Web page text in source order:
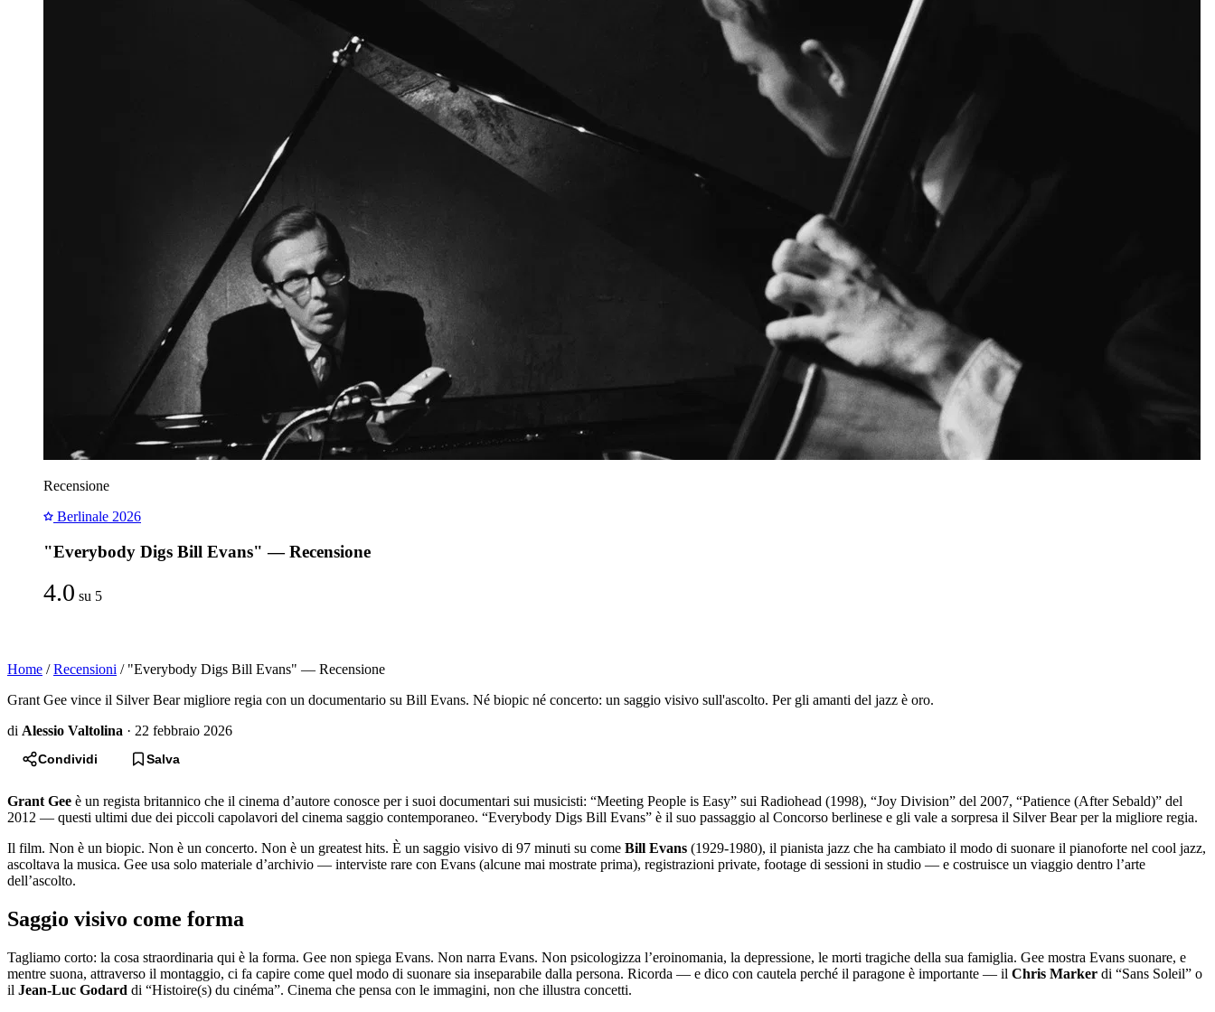
Recensione
Berlinale 2026
"Everybody Digs Bill Evans" — Recensione
4.0 su 5
Home / Recensioni / "Everybody Digs Bill Evans" — Recensione
Grant Gee vince il Silver Bear migliore regia con un documentario su Bill Evans. Né biopic né concerto: un saggio visivo sull'ascolto. Per gli amanti del jazz è oro.
di Alessio Valtolina · 22 febbraio 2026
Condividi Salva
Grant Gee è un regista britannico che il cinema d’autore conosce per i suoi documentari sui musicisti: “Meeting People is Easy” sui Radiohead (1998), “Joy Division” del 2007, “Patience (After Sebald)” del
2012 — questi ultimi due dei piccoli capolavori del cinema saggio contemporaneo. “Everybody Digs Bill Evans” è il suo passaggio al Concorso berlinese e gli vale a sorpresa il Silver Bear per la migliore regia.
Il film. Non è un biopic. Non è un concerto. Non è un greatest hits. È un saggio visivo di 97 minuti su come Bill Evans (1929-1980), il pianista jazz che ha cambiato il modo di suonare il pianoforte nel cool jazz,
ascoltava la musica. Gee usa solo materiale d’archivio — interviste rare con Evans (alcune mai mostrate prima), registrazioni private, footage di sessioni in studio — e costruisce un viaggio dentro l’arte
dell’ascolto.
Saggio visivo come forma
Tagliamo corto: la cosa straordinaria qui è la forma. Gee non spiega Evans. Non narra Evans. Non psicologizza l’eroinomania, la depressione, le morti tragiche della sua famiglia. Gee mostra Evans suonare, e
mentre suona, attraverso il montaggio, ci fa capire come quel modo di suonare sia inseparabile dalla persona. Ricorda — e dico con cautela perché il paragone è importante — il Chris Marker di “Sans Soleil” o
il Jean-Luc Godard di “Histoire(s) du cinéma”. Cinema che pensa con le immagini, non che illustra concetti.